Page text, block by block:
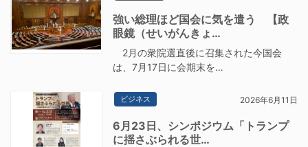
強い総理ほど国会に気を遣う 【政
眼鏡（せいがんきょ…
2月の衆院選直後に召集された今国会
は、7月17日に会期末を…
ビジネス 2026年6月11日
6月23日、シンポジウム「トランプ
に揺さぶられる世…